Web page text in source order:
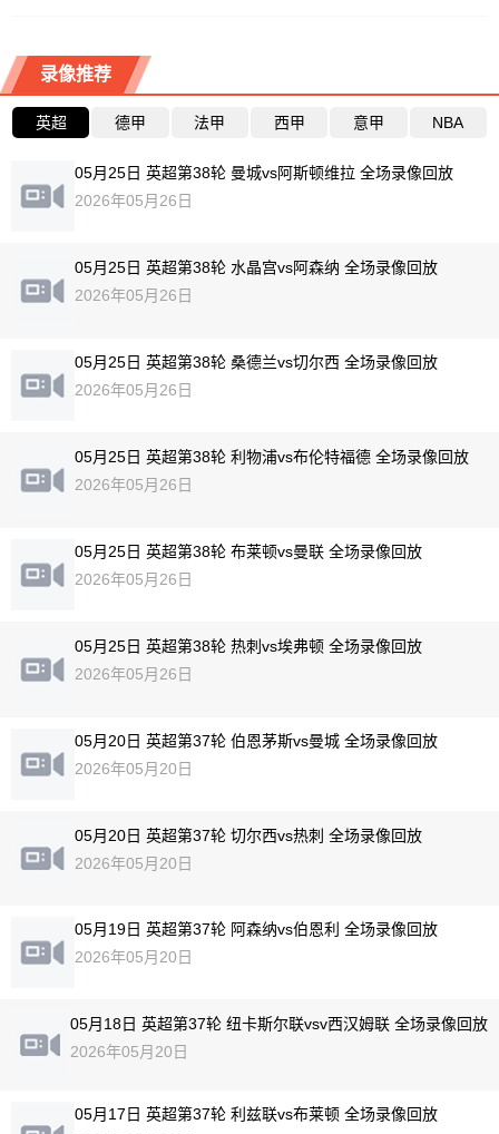
录像推荐
英超 德甲 法甲 西甲 意甲 NBA
05月25日 英超第38轮 曼城vs阿斯顿维拉 全场录像回放
2026年05月26日
05月25日 英超第38轮 水晶宫vs阿森纳 全场录像回放
2026年05月26日
05月25日 英超第38轮 桑德兰vs切尔西 全场录像回放
2026年05月26日
05月25日 英超第38轮 利物浦vs布伦特福德 全场录像回放
2026年05月26日
05月25日 英超第38轮 布莱顿vs曼联 全场录像回放
2026年05月26日
05月25日 英超第38轮 热刺vs埃弗顿 全场录像回放
2026年05月26日
05月20日 英超第37轮 伯恩茅斯vs曼城 全场录像回放
2026年05月20日
05月20日 英超第37轮 切尔西vs热刺 全场录像回放
2026年05月20日
05月19日 英超第37轮 阿森纳vs伯恩利 全场录像回放
2026年05月20日
05月18日 英超第37轮 纽卡斯尔联vsv西汉姆联 全场录像回放
2026年05月20日
05月17日 英超第37轮 利兹联vs布莱顿 全场录像回放